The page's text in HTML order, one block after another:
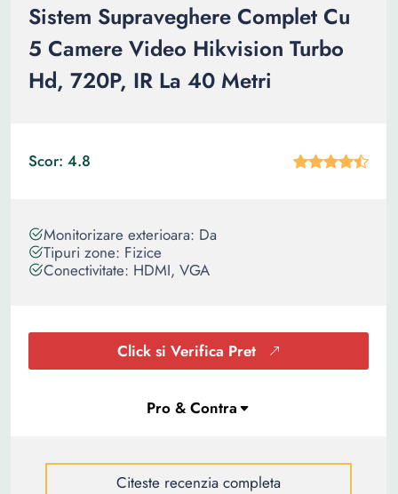
Sistem Supraveghere Complet Cu
5 Camere Video Hikvision Turbo
Hd, 720P, IR La 40 Metri
Scor: 4.8
Monitorizare exterioara: Da
Tipuri zone: Fizice
Conectivitate: HDMI, VGA
Click si Verifica Pret
Citeste recenzia completa